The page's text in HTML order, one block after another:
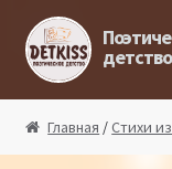
Перейти
Перейти
детство
Главная /Стихи